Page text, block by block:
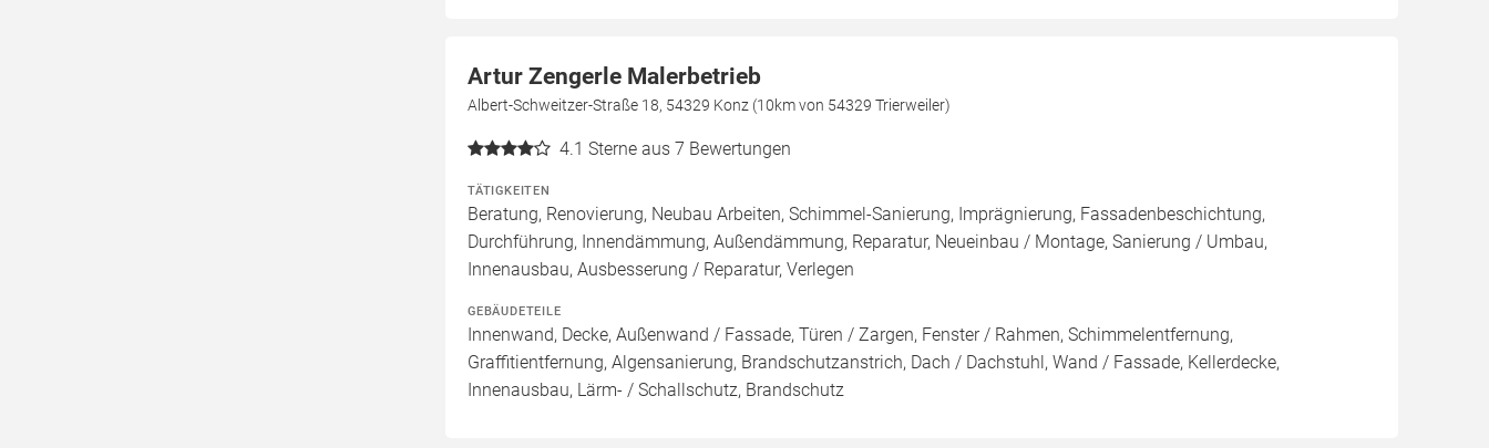
Artur Zengerle Malerbetrieb
Albert-Schweitzer-Straße 18, 54329 Konz (10km von 54329 Trierweiler)
4.1 Sterne aus 7 Bewertungen
TÄTIGKEITEN
Beratung, Renovierung, Neubau Arbeiten, Schimmel-Sanierung, Imprägnierung, Fassadenbeschichtung,
Durchführung, Innendämmung, Außendämmung, Reparatur, Neueinbau / Montage, Sanierung / Umbau,
Innenausbau, Ausbesserung / Reparatur, Verlegen
GEBÄUDETEILE
Innenwand, Decke, Außenwand / Fassade, Türen / Zargen, Fenster / Rahmen, Schimmelentfernung,
Graffitientfernung, Algensanierung, Brandschutzanstrich, Dach / Dachstuhl, Wand / Fassade, Kellerdecke,
Innenausbau, Lärm- / Schallschutz, Brandschutz